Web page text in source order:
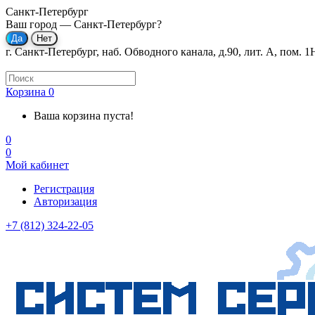
Санкт-Петербург
Ваш город — Санкт-Петербург?
г. Санкт-Петербург, наб. Обводного канала, д.90, лит. А, пом.
Корзина 0
Ваша корзина пуста!
0
0
Мой кабинет
Регистрация
Авторизация
+7 (812) 324-22-05